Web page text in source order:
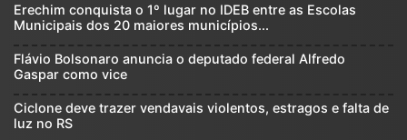
Erechim conquista o 1º lugar no IDEB entre as Escolas
Municipais dos 20 maiores municípios...
Flávio Bolsonaro anuncia o deputado federal Alfredo
Gaspar como vice
Ciclone deve trazer vendavais violentos, estragos e falta de
luz no RS